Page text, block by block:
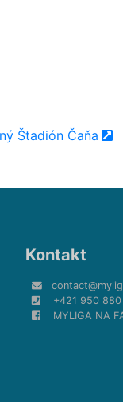
Štadión Čaňa
Kontakt
+421 950
MYLIGA NA